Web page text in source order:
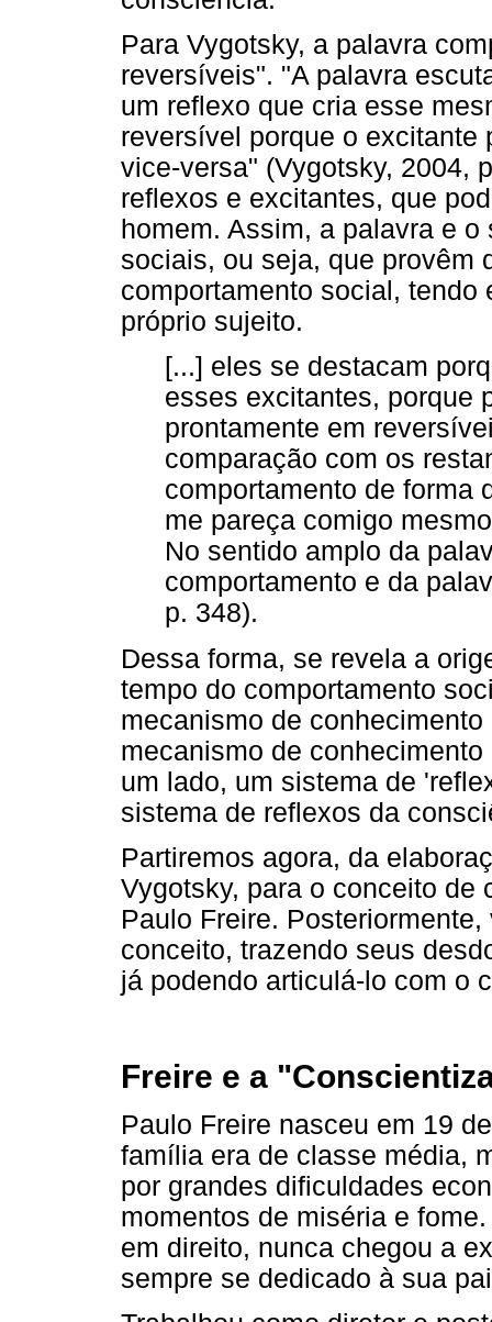
Para Vygotsky, a palavra
reversíveis". "A palavra
um reflexo que cria esse
reversível porque o excitante
vice-versa" (Vygotsky, 2004,
reflexos e excitantes, que
homem. Assim, a palavra e
sociais, ou seja, que provêm
comportamento social, tendo
próprio sujeito.
[...] eles se destacam
esses excitantes, porque
prontamente em
comparação com os
comportamento de forma
me pareça comigo
No sentido amplo da
comportamento e da
p. 348).
Dessa forma, se revela a
tempo do comportamento
mecanismo de
mecanismo de
um lado, um sistema de
sistema de reflexos da
Partiremos agora, da
Vygotsky, para o conceito de
Paulo Freire.
conceito, trazendo seus
já podendo articulá-lo com o
Freire e a
Paulo Freire nasceu em 19
família era de classe média,
por grandes dificuldades
momentos de miséria e
em direito, nunca chegou a
sempre se dedicado à sua